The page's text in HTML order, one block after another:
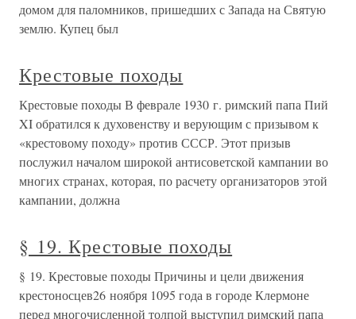
домом для паломников, пришедших с Запада на Святую
землю. Купец был
Крестовые походы
Крестовые походы В феврале 1930 г. римский папа Пий
XI обратился к духовенству и верующим с призывом к
«крестовому походу» против СССР. Этот призыв
послужил началом широкой антисоветской кампании во
многих странах, которая, по расчету организаторов этой
кампании, должна
§ 19. Крестовые походы
§ 19. Крестовые походы Причины и цели движения
крестоносцев26 ноября 1095 года в городе Клермоне
перед многочисленной толпой выступил римский папа